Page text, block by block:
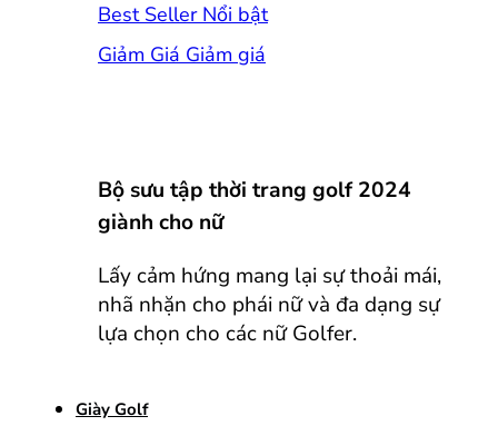
Best Seller
Giảm Giá
Bộ sưu tập thời trang golf 2024
giành cho nữ
Lấy cảm hứng mang lại sự thoải mái,
nhã nhặn cho phái nữ và đa dạng sự
lựa chọn cho các nữ Golfer.
Giày Golf